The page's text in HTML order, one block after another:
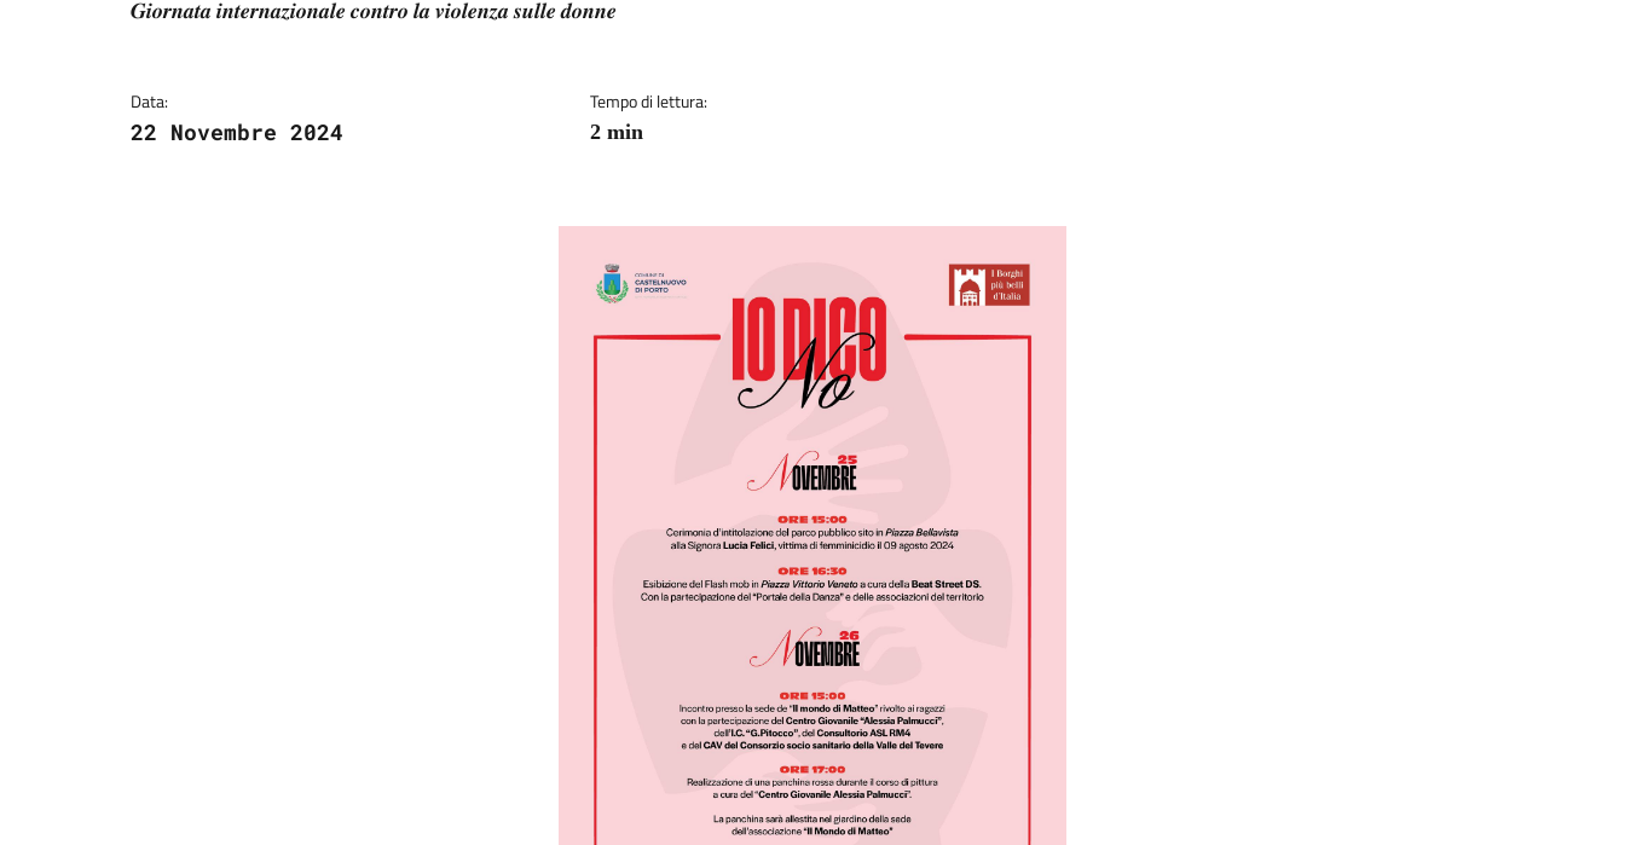
Dettagli della notizia
𝑮𝒊𝒐𝒓𝒏𝒂𝒕𝒂 𝒊𝒏𝒕𝒆𝒓𝒏𝒂𝒛𝒊𝒐𝒏𝒂𝒍𝒆 𝒄𝒐𝒏𝒕𝒓𝒐 𝒍𝒂 𝒗𝒊𝒐𝒍𝒆𝒏𝒛𝒂 𝒔𝒖𝒍𝒍𝒆 𝒅𝒐𝒏𝒏𝒆
Data:
22 Novembre 2024
Tempo di lettura:
2 min